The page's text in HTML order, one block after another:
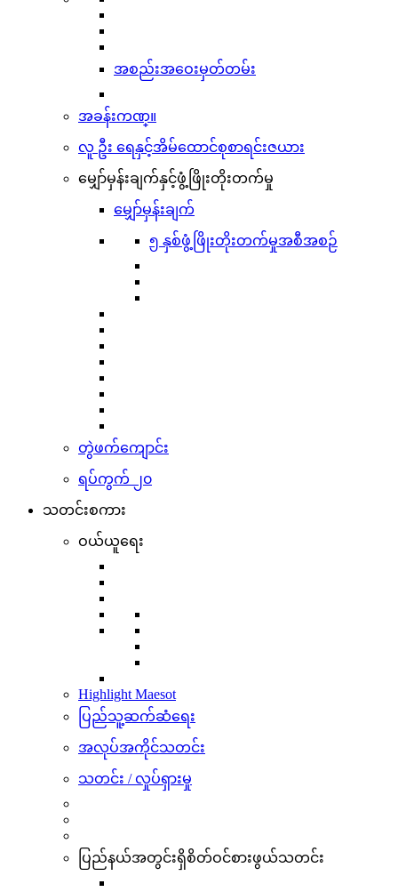
အစည်းအဝေးမှတ်တမ်း
အခန်းကဏ္။
လူ ဦး ရေနှင့်အိမ်ထောင်စုစာရင်းဇယား
မျှော်မှန်းချက်နှင့်ဖွံ့ဖြိုးတိုးတက်မှု
မျှော်မှန်းချက်
၅ နှစ်ဖွံ့ဖြိုးတိုးတက်မှုအစီအစဉ်
တွဲဖက်ကျောင်း
ရပ်ကွက် ၂၀
သတင်းစကား
ဝယ်ယူရေး
Highlight Maesot
ပြည်သူ့ဆက်ဆံရေး
အလုပ်အကိုင်သတင်း
သတင်း / လှုပ်ရှားမှု
ပြည်နယ်အတွင်းရှိစိတ်ဝင်စားဖွယ်သတင်း